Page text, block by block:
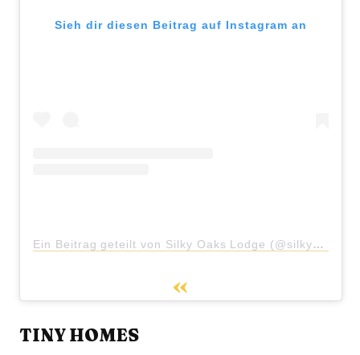
Sieh dir diesen Beitrag auf Instagram an
Ein Beitrag geteilt von Silky Oaks Lodge (@silkyoakslodge)
TINY HOMES